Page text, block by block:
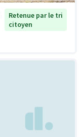
Retenue par le tri
citoyen